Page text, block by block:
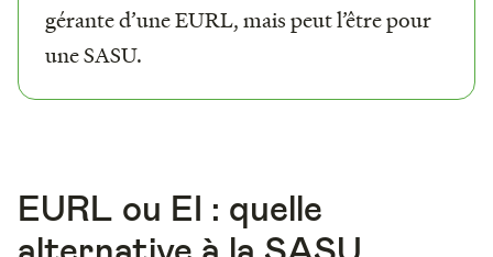
gérante d’une EURL, mais peut l’être pour
une SASU.
EURL ou EI : quelle